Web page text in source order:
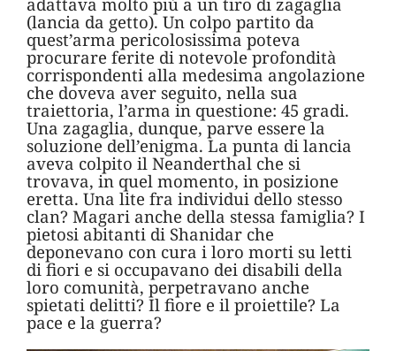
(lancia da getto). Un colpo partito da
quest’arma pericolosissima poteva
procurare ferite di notevole profondità
corrispondenti alla medesima angolazione
che doveva aver seguito, nella sua
traiettoria, l’arma in questione: 45 gradi.
Una zagaglia, dunque, parve essere la
soluzione dell’enigma. La punta di lancia
aveva colpito il Neanderthal che si
trovava, in quel momento, in posizione
eretta. Una lite fra individui dello stesso
clan? Magari anche della stessa famiglia? I
pietosi abitanti di Shanidar che
deponevano con cura i loro morti su letti
di fiori e si occupavano dei disabili della
loro comunità, perpetravano anche
spietati delitti? Il fiore e il proiettile? La
pace e la guerra?